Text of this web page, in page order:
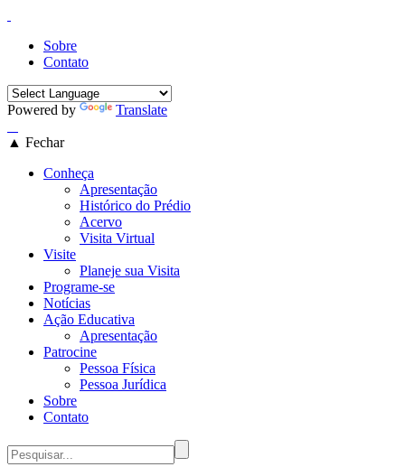
Sobre
Contato
Powered by Translate
▲ Fechar
Conheça
Apresentação
Histórico do Prédio
Acervo
Visita Virtual
Visite
Planeje sua Visita
Programe-se
Notícias
Ação Educativa
Apresentação
Patrocine
Pessoa Física
Pessoa Jurídica
Sobre
Contato